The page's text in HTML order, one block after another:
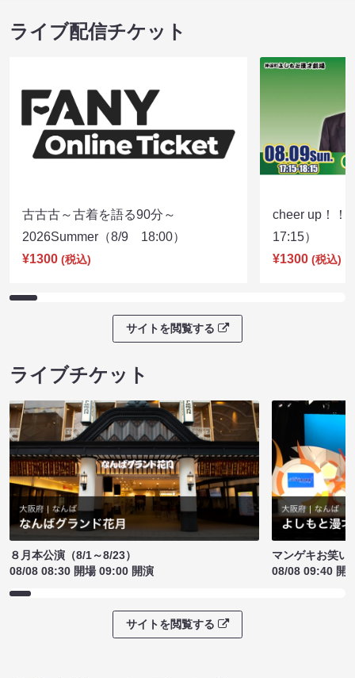
ライブ配信チケット
古古古～古着を語る90分～
2026Summer（8/9 18:00）
¥1300 (税込)
cheer up！
17:15）
¥1300 (税込)
サイトを閲覧する
ライブチケット
８月本公演（8/1～8/23）
08/08 08:30 開場 09:00 開演
マンゲキお笑い
08/08 09:40 開
サイトを閲覧する